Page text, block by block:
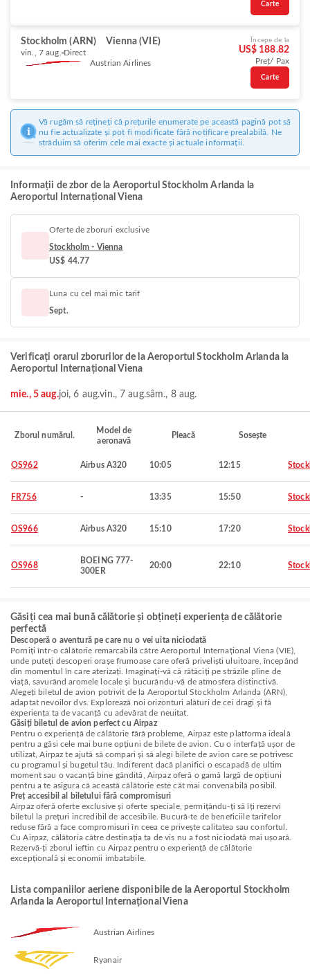
Carte
Stockholm (ARN) Vienna (VIE)
vin., 7 aug. Direct
Austrian Airlines
Începe de la
US$ 188.82
Preț/ Pax
Carte
Vă rugăm să rețineți că prețurile enumerate pe această pagină pot să
nu fie actualizate și pot fi modificate fără notificare prealabilă. Ne
străduim să oferim cele mai exacte și actuale informații.
Informații de zbor de la Aeroportul Stockholm Arlanda la
Aeroportul Internațional Viena
Oferte de zboruri exclusive
Stockholm - Vienna
US$ 44.77
Luna cu cel mai mic tarif
Sept.
Verificați orarul zborurilor de la Aeroportul Stockholm Arlanda la
Aeroportul Internațional Viena
mie., 5 aug.joi, 6 aug.vin., 7 aug.sâm., 8 aug.
Zborul numărul.
Model de
aeronavă
Pleacă Sosește
OS962 Airbus A320 10:05 12:15
FR756 - 13:35 15:50
OS966 Airbus A320 15:10 17:20
OS968
BOEING 777-
300ER
20:00 22:10
Găsiți cea mai bună călătorie și obțineți experiența de călătorie
perfectă
Descoperă o aventură pe care nu o vei uita niciodată
Porniți într-o călătorie remarcabilă către Aeroportul Internațional Viena (VIE),
unde puteți descoperi orașe frumoase care oferă priveliști uluitoare, începând
din momentul în care aterizați. Imaginați-vă că rătăciți pe străzile pline de
viață, savurând aromele locale și bucurându-vă de atmosfera distinctivă.
Alegeți biletul de avion potrivit de la Aeroportul Stockholm Arlanda (ARN),
adaptat nevoilor dvs. Explorează noi orizonturi alături de cei dragi și fă
experiența ta de vacanță cu adevărat de neuitat.
Găsiți biletul de avion perfect cu Airpaz
Pentru o experiență de călătorie fără probleme, Airpaz este platforma ideală
pentru a găsi cele mai bune opțiuni de bilete de avion. Cu o interfață ușor de
utilizat, Airpaz te ajută să compari și să alegi bilete de avion care se potrivesc
cu programul și bugetul tău. Indiferent dacă planifici o escapadă de ultim
moment sau o vacanță bine gândită, Airpaz oferă o gamă largă de opțiuni
pentru a te asigura că această călătorie este cât mai convenabilă posibil.
Preț accesibil al biletului fără compromisuri
Airpaz oferă oferte exclusive și oferte speciale, permițându-ți să îți rezervi
biletul la prețuri incredibil de accesibile. Bucură-te de beneficiile tarifelor
reduse fără a face compromisuri în ceea ce privește calitatea sau confortul.
Cu Airpaz, călătoria către destinația ta de vis nu a fost niciodată mai ușoară.
Rezervă-ți zborul ieftin cu Airpaz pentru o experiență de călătorie
excepțională și economii imbatabile.
Lista companiilor aeriene disponibile de la Aeroportul Stockholm
Arlanda la Aeroportul Internațional Viena
Austrian Airlines
Ryanair